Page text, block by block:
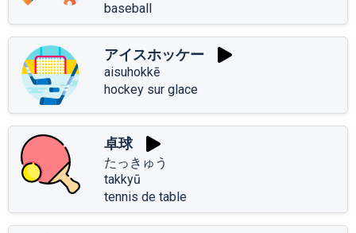
baseball
アイスホッケー
aisuhokkē
hockey sur glace
卓球
たっきゅう
takkyū
tennis de table